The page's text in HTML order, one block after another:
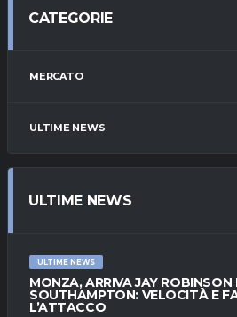
CATEGORIE
MERCATO
ULTIME NEWS
ULTIME NEWS
ULTIME NEWS
MONZA, ARRIVA JAY ROBINSON
SOUTHAMPTON: VELOCITÀ E
L’ATTACCO